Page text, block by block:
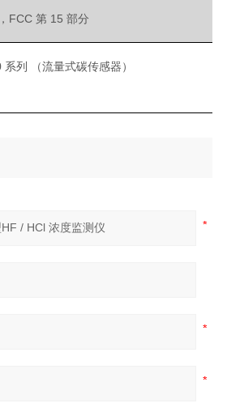
FCC 第 15 部分
系列 （流量式碳传感器）